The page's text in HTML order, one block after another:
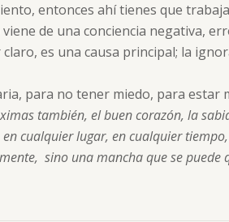
entonces ahí tienes que
de una conciencia negativa,
es una causa principal; la
para no tener miedo, para estar
también, el buen corazón, la
cualquier lugar, en cualquier
sino una mancha que se